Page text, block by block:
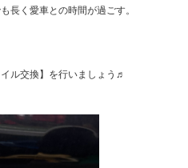
長く愛車との時間が過ごす。
ル交換】を行いましょう♬